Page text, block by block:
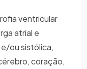
ventricular
atrial e
ou sistólica,
coração,